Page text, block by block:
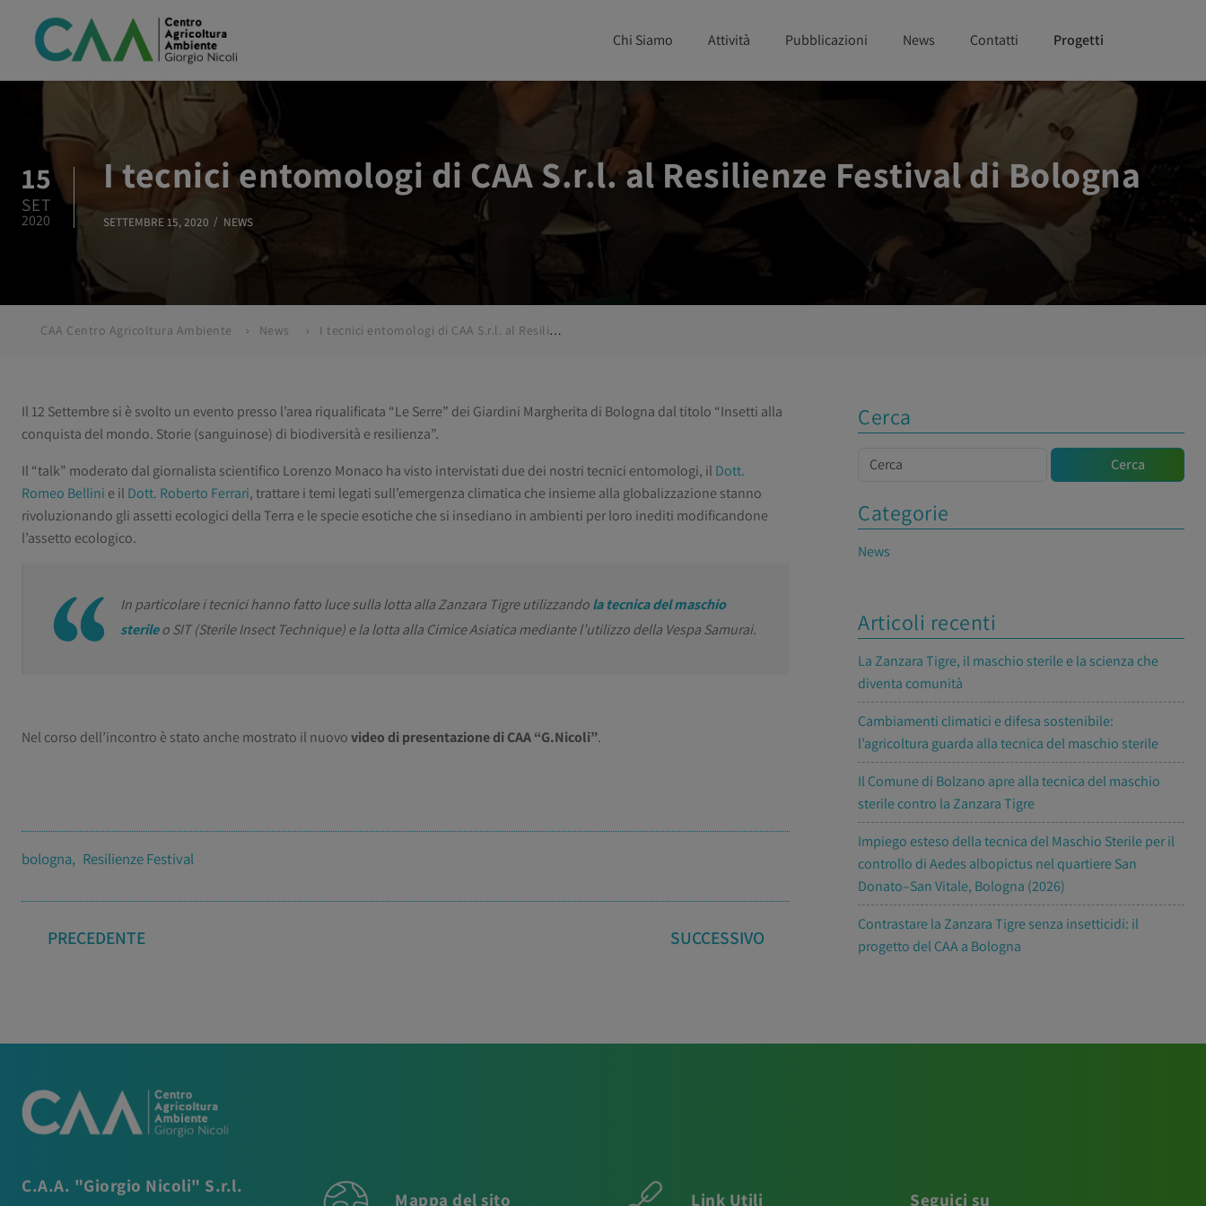
Chi Siamo Attività Pubblicazioni News Contatti Progetti
15
SET
2020
I tecnici entomologi di CAA S.r.l. al Resilienze Festival di Bologna
SETTEMBRE 15, 2020 NEWS
CAA Centro Agricoltura Ambiente News I tecnici entomologi di CAA S.r.l. al Resilienze Festival di Bologna
Il 12 Settembre si è svolto un evento presso l’area riqualificata “Le Serre” dei Giardini Margherita di Bologna dal titolo “Insetti alla
conquista del mondo. Storie (sanguinose) di biodiversità e resilienza”.
Il “talk” moderato dal giornalista scientifico Lorenzo Monaco ha visto intervistati due dei nostri tecnici entomologi, il Dott.
Romeo Bellini e il Dott. Roberto Ferrari, trattare i temi legati sull’emergenza climatica che insieme alla globalizzazione stanno
rivoluzionando gli assetti ecologici della Terra e le specie esotiche che si insediano in ambienti per loro inediti modificandone
l’assetto ecologico.
In particolare i tecnici hanno fatto luce sulla lotta alla Zanzara Tigre utilizzandola tecnica del maschio
sterileo SIT (Sterile Insect Technique) e la lotta alla Cimice Asiatica mediante l’utilizzo della Vespa Samurai.
Nel corso dell’incontro è stato anche mostrato il nuovovideo di presentazione di CAA “G.Nicoli”.
bologna Resilienze Festival
PRECEDENTE SUCCESSIVO
Cerca
Cerca Cerca
Categorie
News
Articoli recenti
La Zanzara Tigre, il maschio sterile e la scienza che
diventa comunità
Cambiamenti climatici e difesa sostenibile:
l’agricoltura guarda alla tecnica del maschio sterile
Il Comune di Bolzano apre alla tecnica del maschio
sterile contro la Zanzara Tigre
Impiego esteso della tecnica del Maschio Sterile per il
controllo di Aedes albopictus nel quartiere San
Donato–San Vitale, Bologna (2026)
Contrastare la Zanzara Tigre senza insetticidi: il
progetto del CAA a Bologna
C.A.A. "Giorgio Nicoli" S.r.l.
Mappa del sito Link Utili Seguici su